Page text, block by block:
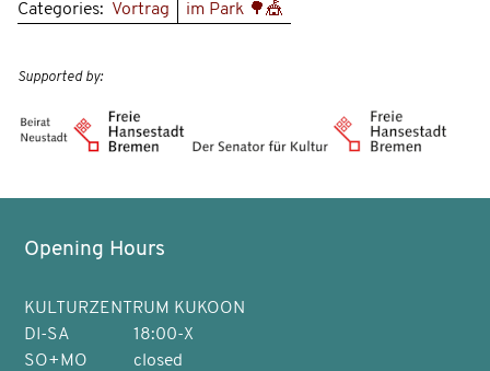
Categories: Vortrag im Park 🌳🎪
Supported by:
Opening Hours
KULTURZENTRUM KUKOON
DI-SA
18:00-X
SO+MO
closed